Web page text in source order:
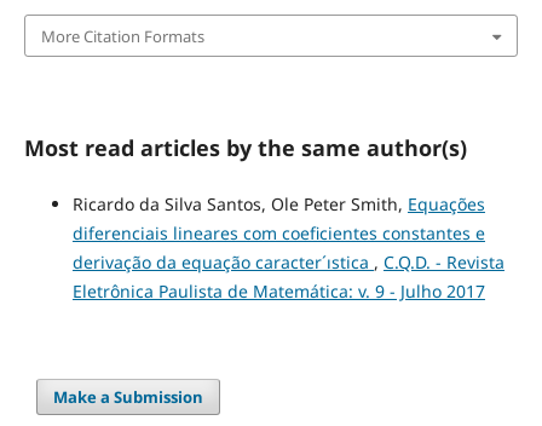
More Citation Formats
Most read articles by the same author(s)
Ricardo da Silva Santos, Ole Peter Smith, Equações
diferenciais lineares com coeficientes constantes e
derivação da equação caracter´ıstica , C.Q.D. - Revista
Eletrônica Paulista de Matemática: v. 9 - Julho 2017
Make a Submission